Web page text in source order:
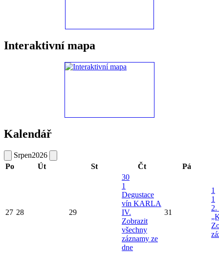
Interaktivní mapa
Kalendář
Srpen2026
Po
Út St Čt Pá
27 28 29
30
1
Degustace
vín KARLA
IV.
Zobrazit
všechny
záznamy ze
dne
31
1
1
2.